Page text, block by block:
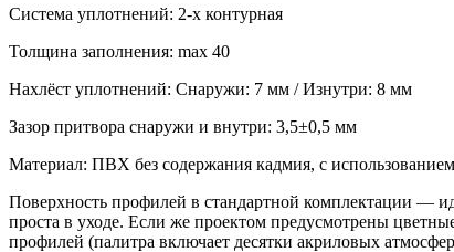
Система уплотнений: 2-х контурная
Толщина заполнения: max 40
Нахлёст уплотнений: Снаружи: 7 мм / Изнутри: 8 мм
Зазор притвора снаружи и внутри: 3,5±0,5 мм
Материал: ПВХ без содержания кадмия, с
Поверхность профилей в стандартной комплектации —
проста в уходе. Если же проектом предусмотрены
профилей (палитра включает десятки акриловых